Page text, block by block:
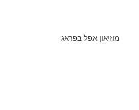
מוזיאון אפל בפראג